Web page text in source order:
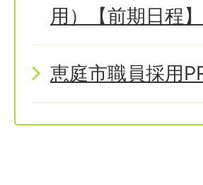
用）【前期日程
恵庭市職員採用